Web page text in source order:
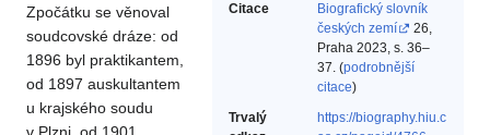
Citace
Biografický slovník
českých zemí
26,
Praha 2023, s. 36–
37. (podrobnější
citace)
Trvalý
https://biography.hiu.c
Zpočátku se věnoval
soudcovské dráze: od
1896 byl praktikantem,
od 1897 auskultantem
u krajského soudu